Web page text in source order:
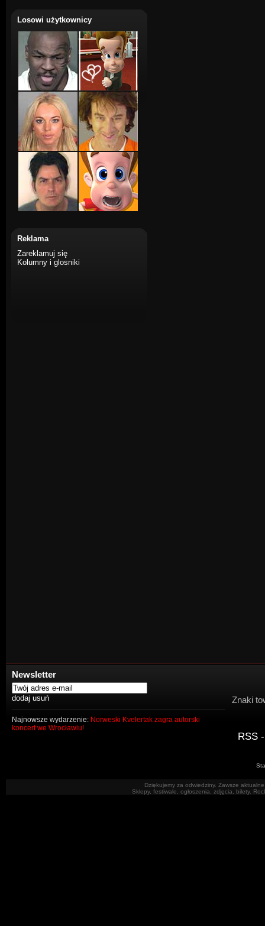
Losowi użytkownicy
Reklama
Zareklamuj się
Kolumny i glosniki
Newsletter
Najnowsze wydarzenie: Norweski Kvelertak zagra autorski
koncert we Wrocławiu!
Znaki
RSS
Dziękujemy za odwiedziny. Zawsze
Sklepy, festiwale, ogłoszenia, zdjęcia, bilety.